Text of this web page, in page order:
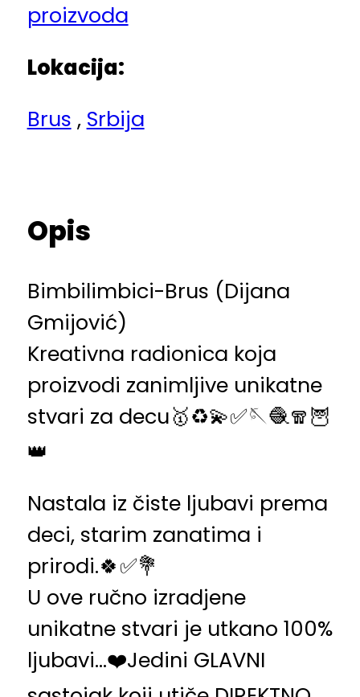
proizvoda
Lokacija:
Brus , Srbija
Opis
Bimbilimbici-Brus (Dijana
Gmijović)
Kreativna radionica koja
proizvodi zanimljive unikatne
stvari za decu🥇♻️💫✅🪡🧶🧣🦉
👑
Nastala iz čiste ljubavi prema
deci, starim zanatima i
prirodi.🍀✅💐
U ove ručno izradjene
unikatne stvari je utkano 100%
ljubavi…❤️Jedini GLAVNI